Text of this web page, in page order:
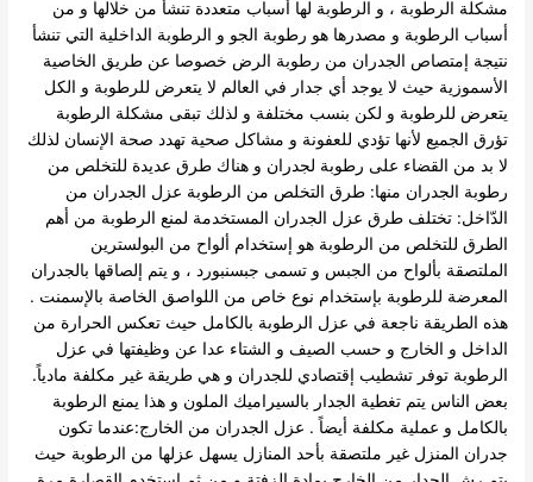
مشكلة الرطوبة ، و الرطوبة لها أسباب متعددة تنشأ من خلالها و من
أسباب الرطوبة و مصدرها هو رطوبة الجو و الرطوبة الداخلية التي تنشأ
نتيجة إمتصاص الجدران من رطوبة الرض خصوصا عن طريق الخاصية
الأسموزية حيث لا يوجد أي جدار في العالم لا يتعرض للرطوبة و الكل
يتعرض للرطوبة و لكن بنسب مختلفة و لذلك تبقى مشكلة الرطوبة
تؤرق الجميع لأنها تؤدي للعفونة و مشاكل صحية تهدد صحة الإنسان لذلك
لا بد من القضاء على رطوبة لجدران و هناك طرق عديدة للتخلص من
رطوبة الجدران منها: طرق التخلص من الرطوبة عزل الجدران من
الدّاخل: تختلف طرق عزل الجدران المستخدمة لمنع الرطوبة من أهم
الطرق للتخلص من الرطوبة هو إستخدام ألواح من البولسترين
الملتصقة بألواح من الجبس و تسمى جبسنبورد ، و يتم إلصاقها بالجدران
المعرضة للرطوبة بإستخدام نوع خاص من اللواصق الخاصة بالإسمنت .
هذه الطريقة ناجعة في عزل الرطوبة بالكامل حيث تعكس الحرارة من
الداخل و الخارج و حسب الصيف و الشتاء عدا عن وظيفتها في عزل
الرطوبة توفر تشطيب إقتصادي للجدران و هي طريقة غير مكلفة مادياً.
بعض الناس يتم تغطية الجدار بالسيراميك الملون و هذا يمنع الرطوبة
بالكامل و عملية مكلفة أيضاً . عزل الجدران من الخارج:عندما تكون
جدران المنزل غير ملتصقة بأحد المنازل يسهل عزلها من الرطوبة حيث